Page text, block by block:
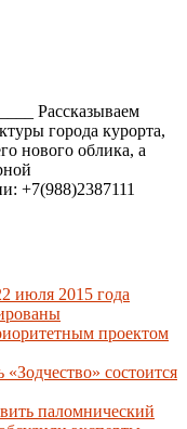
Рассказываем
города курорта,
нового облика, а
+7(988)2387111
июля 2015 года
проектом
состоится
паломнический